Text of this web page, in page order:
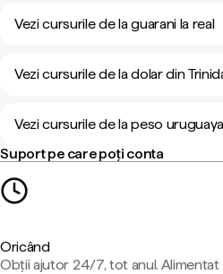
Vezi cursurile de la guarani la real
Vezi cursurile de la dolar din
Vezi cursurile de la peso
Suport pe care poți conta
Oricând
Obții ajutor 24/7, tot anul.